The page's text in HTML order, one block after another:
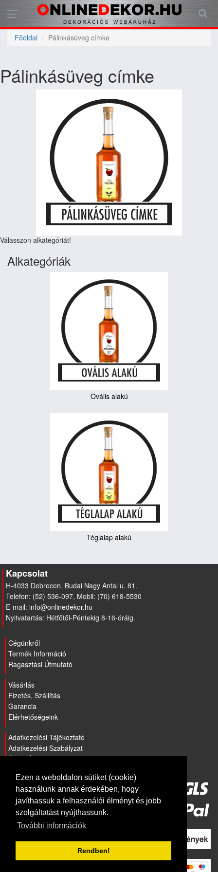
Ezen a weboldalon sütiket (cookie)
használunk annak érdekében, hogy
javíthassuk a felhasználói élményt és jobb
szolgáltatást nyújthassunk.
További információk
Rendben!
Főoldal Pálinkásüveg címke
Pálinkásüveg címke
Válasszon alkategóriát!
Alkategóriák
Ovális alakú
Téglalap alakú
Kapcsolat
H-4033 Debrecen, Budai Nagy Antal u. 81.
Telefon: (52) 536-097, Mobil: (70) 618-5530
E-mail:
Nyitvatartás: Hétfőtől-Péntekig 8-16-óráig.
Cégünkről
Termék Információ
Ragasztási Útmutató
Vásárlás
Fizetés, Szállítás
Garancia
Elérhetőségeink
Adatkezelési Tájékoztató
Adatkezelési Szabályzat
ÁSZF Általános szerződési feltételek